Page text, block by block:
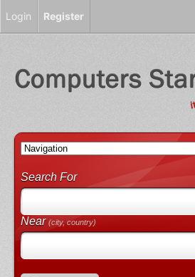
Search For
Near(city, country)
Login Register